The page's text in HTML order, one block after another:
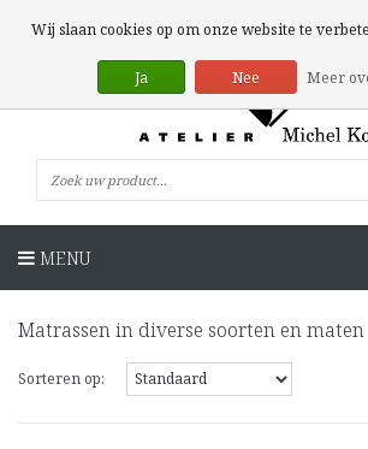
MENU
Matrassen in diverse soorten en maten
Sorteren op:
Wij slaan cookies op om onze website te
Ja Nee Meer